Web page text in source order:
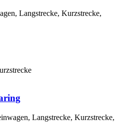
Langstrecke, Kurzstrecke,
Langstrecke, Kurzstrecke,